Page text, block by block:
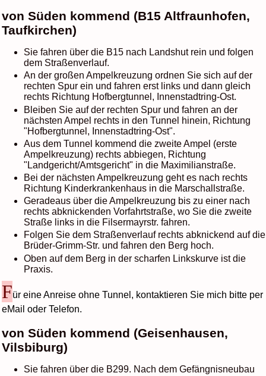
von Süden kommend (B15 Altfraunhofen,
Taufkirchen)
Sie fahren über die B15 nach Landshut rein und folgen
dem Straßenverlauf.
An der großen Ampelkreuzung ordnen Sie sich auf der
rechten Spur ein und fahren erst links und dann gleich
rechts Richtung Hofbergtunnel, Innenstadtring-Ost.
Bleiben Sie auf der rechten Spur und fahren an der
nächsten Ampel rechts in den Tunnel hinein, Richtung
"Hofbergtunnel, Innenstadtring-Ost".
Aus dem Tunnel kommend die zweite Ampel (erste
Ampelkreuzung) rechts abbiegen, Richtung
"Landgericht/Amtsgericht" in die Maximilianstraße.
Bei der nächsten Ampelkreuzung geht es nach rechts
Richtung Kinderkrankenhaus in die Marschallstraße.
Geradeaus über die Ampelkreuzung bis zu einer nach
rechts abknickenden Vorfahrtstraße, wo Sie die zweite
Straße links in die Filsermayrstr. fahren.
Folgen Sie dem Straßenverlauf rechts abknickend auf die
Brüder-Grimm-Str. und fahren den Berg hoch.
Oben auf dem Berg in der scharfen Linkskurve ist die
Praxis.
Für eine Anreise ohne Tunnel, kontaktieren Sie mich bitte per
eMail oder Telefon.
von Süden kommend (Geisenhausen,
Vilsbiburg)
Sie fahren über die B299. Nach dem Gefängnisneubau